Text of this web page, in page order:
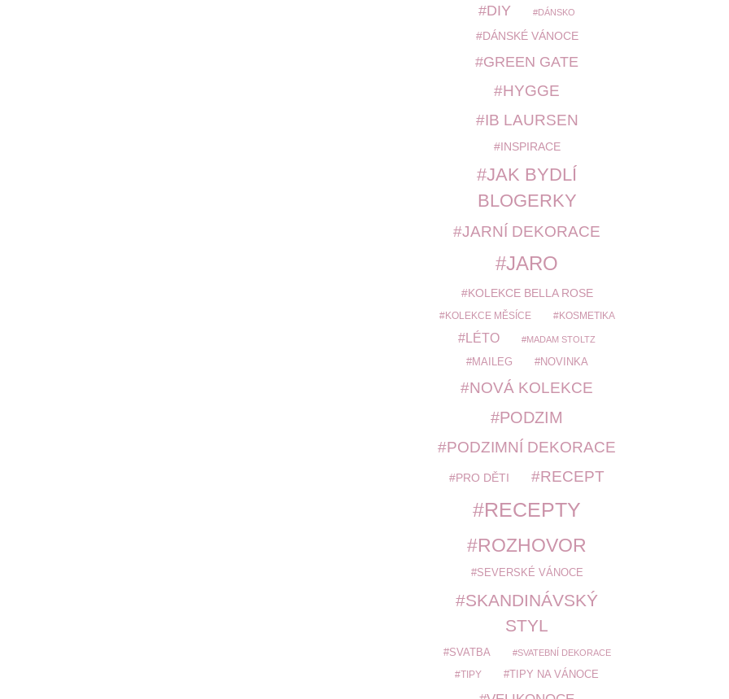
DIY DÁNSKO
DÁNSKÉ VÁNOCE
GREEN GATE
HYGGE
IB LAURSEN
INSPIRACE
JAK BYDLÍ
BLOGERKY
JARNÍ DEKORACE
JARO
KOLEKCE BELLA ROSE
KOLEKCE MĚSÍCE KOSMETIKA
LÉTO MADAM STOLTZ
MAILEG NOVINKA
NOVÁ KOLEKCE
PODZIM
PODZIMNÍ DEKORACE
PRO DĚTI RECEPT
RECEPTY
ROZHOVOR
SEVERSKÉ VÁNOCE
SKANDINÁVSKÝ
STYL
SVATBA SVATEBNÍ DEKORACE
TIPY TIPY NA VÁNOCE